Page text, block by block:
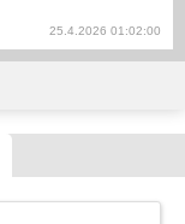
25.4.2026 01:02:00